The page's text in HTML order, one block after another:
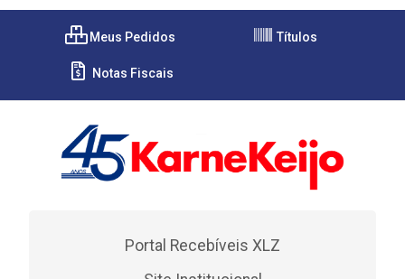
Meus Pedidos Títulos
Notas Fiscais
Portal Recebíveis XLZ